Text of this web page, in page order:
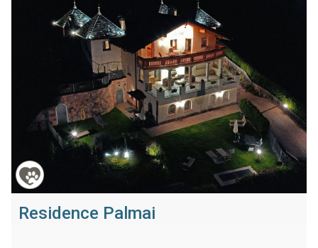
Residence Palmai